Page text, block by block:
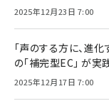
2025年12月23日 7:00
「声のする方に、進
の「補完型EC」 が実
2025年12月17日 7:00